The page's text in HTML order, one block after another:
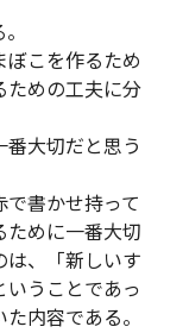
こを作るため
ための工夫に分
大切だと思う
書かせ持って
ために一番大切
は、「新しいす
いうことであっ
内容である。